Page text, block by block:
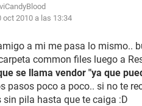
oct 2010 a las 13:34
a mi me pasa lo mismo..
common files luego a
se llama vendor "ya que
pasos poco a poco.. si no te
sin pila hasta que te caiga :D